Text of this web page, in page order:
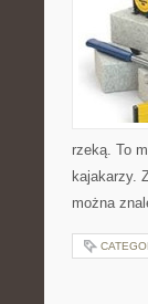
rzeką. To
kajakarzy.
można